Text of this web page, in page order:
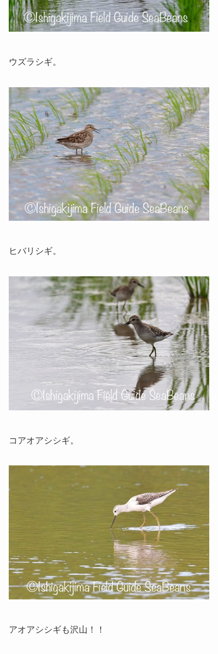
ウズラシギ。
ヒバリシギ。
コアオアシシギ。
アオアシシギも沢山！！